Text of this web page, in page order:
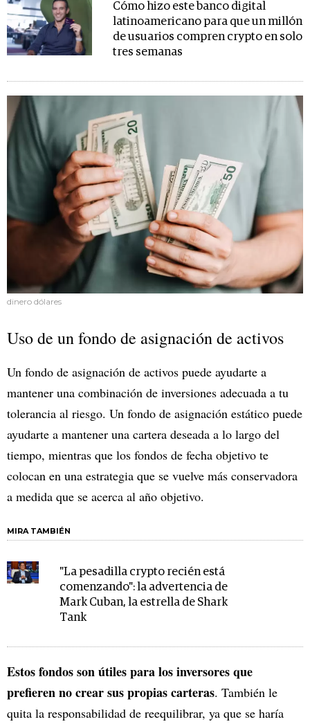
Cómo hizo este banco digital
latinoamericano para que un millón
de usuarios compren crypto en solo
tres semanas
dinero dólares
Uso de un fondo de asignación de activos
Un fondo de asignación de activos puede ayudarte a
mantener una combinación de inversiones adecuada a tu
tolerancia al riesgo. Un fondo de asignación estático puede
ayudarte a mantener una cartera deseada a lo largo del
tiempo, mientras que los fondos de fecha objetivo te
colocan en una estrategia que se vuelve más conservadora
a medida que se acerca al año objetivo.
MIRA TAMBIÉN
"La pesadilla crypto recién está
comenzando": la advertencia de
Mark Cuban, la estrella de Shark
Tank
Estos fondos son útiles para los inversores que
prefieren no crear sus propias carteras. También le
quita la responsabilidad de reequilibrar, ya que se haría